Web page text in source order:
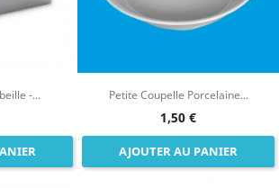
-... Petite Coupelle Porcelaine...
1,50 €
AJOUTER AU PANIER